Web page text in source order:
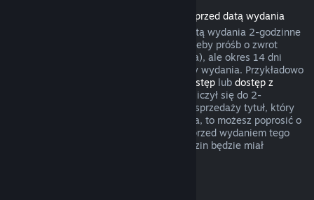
Zwroty pieniędzy za produkty zakupione przed datą wydania
Przy zakupie produktu na Steam przed datą wydania 2-godzinne
okno czasu gry będzie liczyło się na potrzeby próśb o zwrot
pieniędzy (z wyjątkiem testów wersji beta), ale okres 14 dni
będzie miał zastosowanie dopiero od daty wydania. Przykładowo
wczesny dostęplub dostęp z
, wszelki czas gry będzie liczył się do 2-
godzinnego limitu. Jeśli zakupisz w przedsprzedaży tytuł, który
nie jest grywalny przed jego datą wydania, to możesz poprosić o
zwrot pieniędzy w dowolnym momencie przed wydaniem tego
tytułu, a standardowy okres 14 dni/2 godzin będzie miał